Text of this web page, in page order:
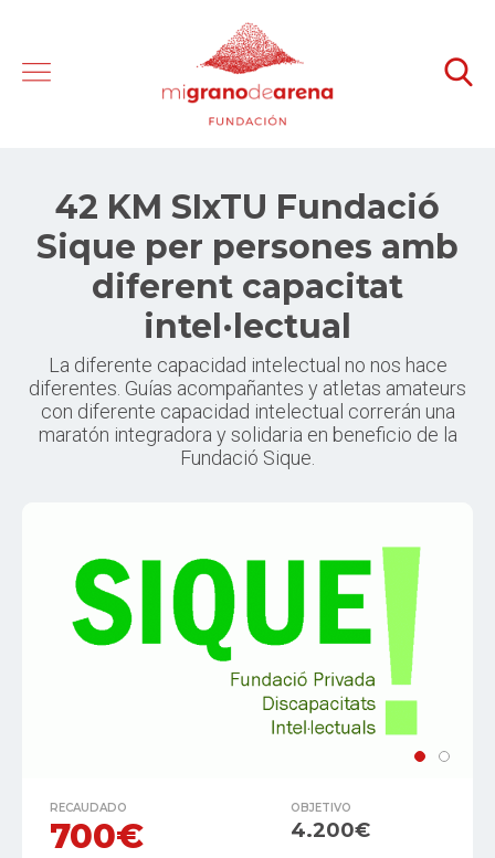
42 KM SIxTU Fundació
Sique per persones amb
diferent capacitat
intel·lectual
La diferente capacidad intelectual no nos hace
diferentes. Guías acompañantes y atletas amateurs
con diferente capacidad intelectual correrán una
maratón integradora y solidaria en beneficio de la
Fundació Sique.
RECAUDADO
700€
OBJETIVO
4.200€